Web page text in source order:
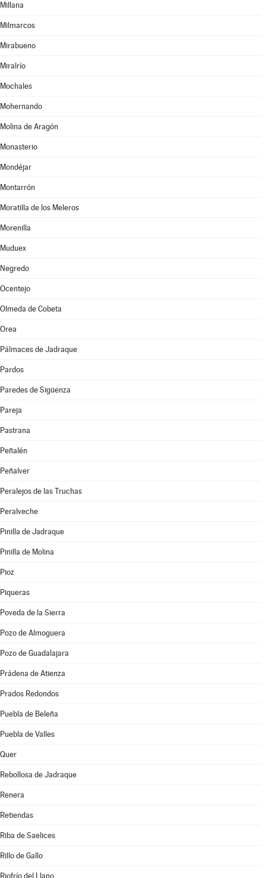
Millana
Milmarcos
Mirabueno
Miralrío
Mochales
Mohernando
Molina de Aragón
Monasterio
Mondéjar
Montarrón
Moratilla de los Meleros
Morenilla
Muduex
Negredo
Ocentejo
Olmeda de Cobeta
Orea
Pálmaces de Jadraque
Pardos
Paredes de Sigüenza
Pareja
Pastrana
Peñalén
Peñalver
Peralejos de las Truchas
Peralveche
Pinilla de Jadraque
Pinilla de Molina
Pioz
Piqueras
Poveda de la Sierra
Pozo de Almoguera
Pozo de Guadalajara
Prádena de Atienza
Prados Redondos
Puebla de Beleña
Puebla de Valles
Quer
Rebollosa de Jadraque
Renera
Retiendas
Riba de Saelices
Rillo de Gallo
Riofrío del Llano